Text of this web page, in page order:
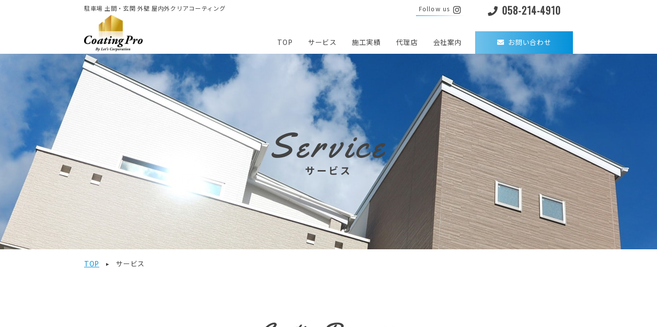
駐車場 土間・玄関 外壁 屋内外クリアコーティング Follow us 058-214-4910
TOP サービス 施工実績 代理店 会社案内 お問い合わせ
Service
サービス
TOP サービス